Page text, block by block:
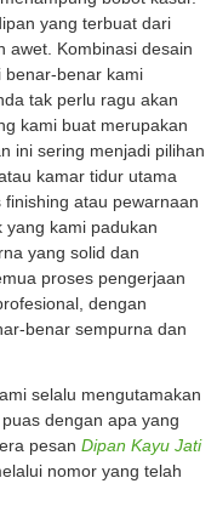
yang terbuat dari
awet. Kombinasi desain
benar-benar kami
tak perlu ragu akan
kami buat merupakan
ini sering menjadi pilihan
kamar tidur utama
atau pewarnaan
kami padukan
yang solid dan
proses pengerjaan
dengan
benar sempurna dan
selalu mengutamakan
dengan apa yang
pesan Dipan Kayu Jati
nomor yang telah